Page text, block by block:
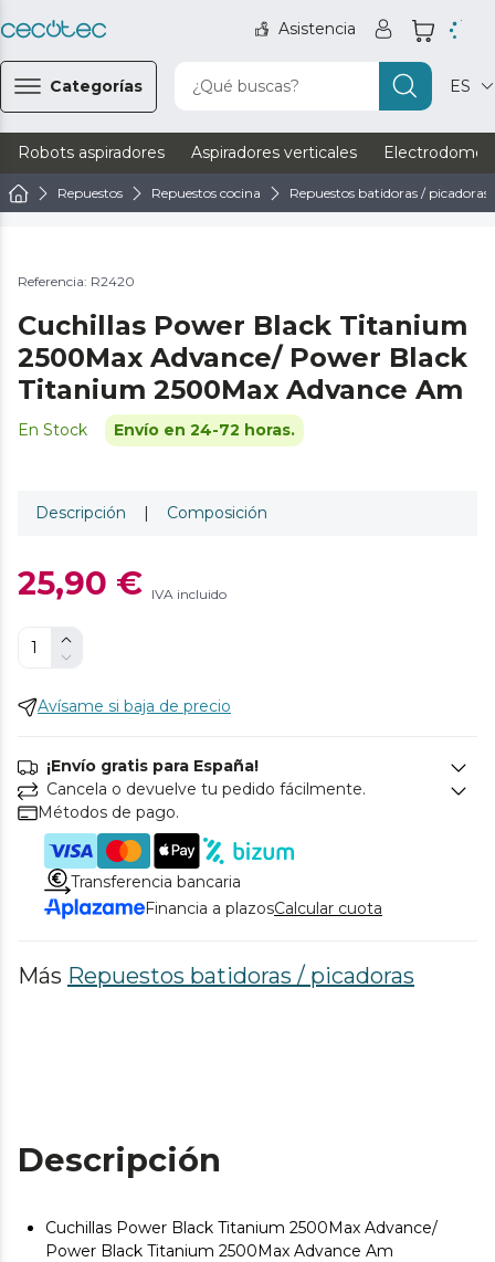
Asistencia
Categorías ¿Qué buscas? ES
Robots aspiradores Aspiradores verticales
Repuestos Repuestos cocina Repuestos batidoras / picadoras
Referencia: R2420
Cuchillas Power Black Titanium
2500Max Advance/ Power Black
Titanium 2500Max Advance Am
En Stock Envío en 24-72 horas.
Descripción | Composición
25,90 € IVA incluido
Avísame si baja de precio
¡Envío gratis para España!
Cancela o devuelve tu pedido fácilmente.
Métodos de pago.
Transferencia bancaria
Financia a plazosCalcular cuota
Más Repuestos batidoras / picadoras
Descripción
Cuchillas Power Black Titanium 2500Max Advance/
Power Black Titanium 2500Max Advance Am